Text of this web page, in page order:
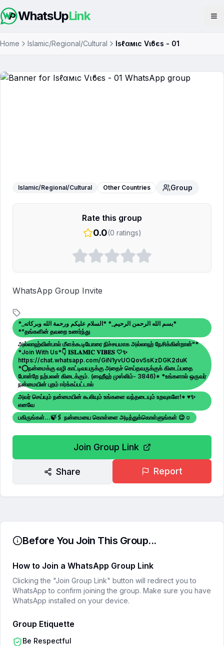
WhatsUpLink
Home Islamic/Regional/Cultural Iѕℓαмιϲ Vιϐєѕ - 01
Islamic/Regional/Cultural Other Countries Group
Rate this group
0.0(0 ratings)
WhatsApp Group Invite
*_بسم الله الرحمن الرحيم_* *السلام عليكم ورحمة الله وبركاته*
*"தங்களின் தவறை உணர்ந்து
அல்லாஹ்வின்பால் மீளக்கூடியோரை நிச்சயமாக அல்லாஹ் நேசிக்கின்றான்"*
*Join With Us*👇 𝐈𝐒𝐋𝐀𝐌𝐈𝐂 𝐕𝐈𝐁𝐄𝐒 🤍✨
https://chat.whatsapp.com/GiN1yvUOQov5sKzDGK2duK
*⭕நன்மைக்கு வழி காட்டிவயருக்கு அதைச் செய்தவருக்குக் கிடைப்பதை
போன்றே நற்பலன் கிடைக்கும். (ஸஹீஹ் முஸ்லிம்- 3846)* *உங்களால் ஒருவர்
நன்மையின் புறம் ஈர்க்கப்பட்டால்
அவர் செய்யும் நன்மையின் கூலியும் உங்களை வந்தடையும் உறவுகளே!* ♥️✨
எனவே
பகிருங்கள்...🍃🖇️ நன்மையை கொள்ளை அடித்துக்கொள்ளுங்கள் 😉☺️
Join Group Link
Share Report
Before You Join This Group...
How to Join a WhatsApp Group Link
Clicking the "Join Group Link" button will redirect you to
WhatsApp to confirm joining the group. Make sure you have
WhatsApp installed on your device.
Group Etiquette
Be Respectful